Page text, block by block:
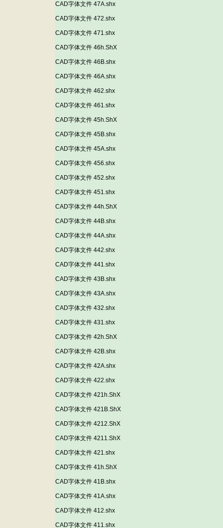
CAD字体文件 47A.shx
CAD字体文件 472.shx
CAD字体文件 471.shx
CAD字体文件 46h.ShX
CAD字体文件 46B.shx
CAD字体文件 46A.shx
CAD字体文件 462.shx
CAD字体文件 461.shx
CAD字体文件 45h.ShX
CAD字体文件 45B.shx
CAD字体文件 45A.shx
CAD字体文件 456.shx
CAD字体文件 452.shx
CAD字体文件 451.shx
CAD字体文件 44h.ShX
CAD字体文件 44B.shx
CAD字体文件 44A.shx
CAD字体文件 442.shx
CAD字体文件 441.shx
CAD字体文件 43B.shx
CAD字体文件 43A.shx
CAD字体文件 432.shx
CAD字体文件 431.shx
CAD字体文件 42h.ShX
CAD字体文件 42B.shx
CAD字体文件 42A.shx
CAD字体文件 422.shx
CAD字体文件 421h.ShX
CAD字体文件 421B.ShX
CAD字体文件 4212.ShX
CAD字体文件 4211.ShX
CAD字体文件 421.shx
CAD字体文件 41h.ShX
CAD字体文件 41B.shx
CAD字体文件 41A.shx
CAD字体文件 412.shx
CAD字体文件 411.shx